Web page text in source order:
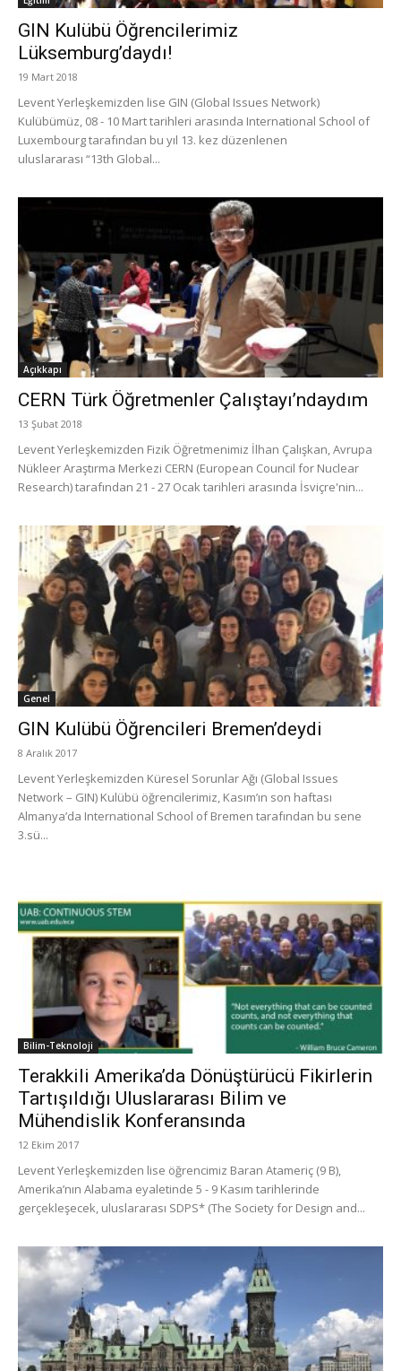
GIN Kulübü Öğrencilerimiz
Lüksemburg’daydı!
19 Mart 2018
Levent Yerleşkemizden lise GIN (Global Issues Network)
Kulübümüz, 08 - 10 Mart tarihleri arasında International School of
Luxembourg tarafından bu yıl 13. kez düzenlenen
uluslararası “13th Global...
Açıkkapı
CERN Türk Öğretmenler Çalıştayı’ndaydım
13 Şubat 2018
Levent Yerleşkemizden Fizik Öğretmenimiz İlhan Çalışkan, Avrupa
Nükleer Araştırma Merkezi CERN (European Council for Nuclear
Research) tarafından 21 - 27 Ocak tarihleri arasında İsviçre'nin...
Genel
GIN Kulübü Öğrencileri Bremen’deydi
8 Aralık 2017
Levent Yerleşkemizden Küresel Sorunlar Ağı (Global Issues
Network – GIN) Kulübü öğrencilerimiz, Kasım’ın son haftası
Almanya’da International School of Bremen tarafından bu sene
3.sü...
Bilim-Teknoloji
Terakkili Amerika’da Dönüştürücü Fikirlerin
Tartışıldığı Uluslararası Bilim ve
Mühendislik Konferansında
12 Ekim 2017
Levent Yerleşkemizden lise öğrencimiz Baran Atameriç (9 B),
Amerika’nın Alabama eyaletinde 5 - 9 Kasım tarihlerinde
gerçekleşecek, uluslararası SDPS* (The Society for Design and...